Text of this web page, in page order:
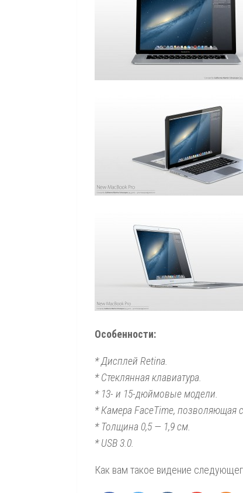
Особенности:
* Дисплей Retina.
* Стеклянная клавиатура.
* 13- и 15-дюймовые модели.
* Камера FaceTime, позволяющая
* Толщина 0,5 — 1,9 см.
* USB 3.0.
Как вам такое видение